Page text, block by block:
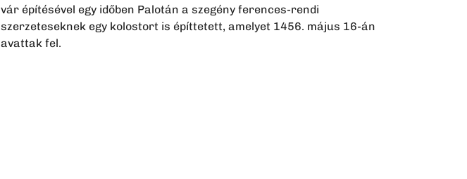
vár építésével egy időben Palotán a szegény ferences-rendi
szerzeteseknek egy kolostort is építtetett, amelyet 1456. május 16-án
avattak fel.